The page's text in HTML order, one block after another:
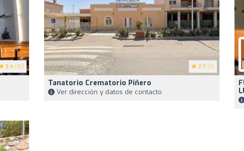
3.4 (16) 2.7 (3)
Tanatorio Crematorio Piñero
Ver dirección y datos de contacto